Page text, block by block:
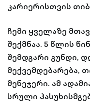
კარიერისთვის
ჩემი ყველაზე
შექმნაა. 5 წლის
შემდგარი გუნდი,
მექვემდებარება,
მენეჯერი. ამ
სრული